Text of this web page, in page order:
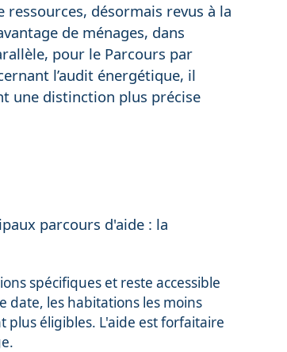
désormais revus à la
de ménages, dans
pour le Parcours par
l’audit énergétique, il
une distinction plus précise
parcours d'aide : la
spécifiques et reste accessible
date, les habitations les moins
éligibles. L'aide est forfaitaire